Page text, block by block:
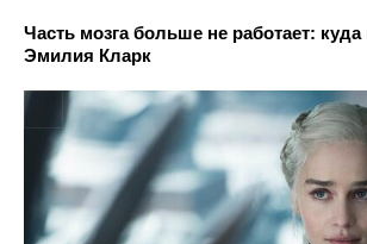
Часть мозга больше не работает:
Эмилия Кларк